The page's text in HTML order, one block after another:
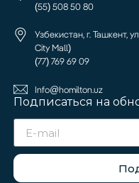
(55) 508 50 80
Узбекистан, г. Ташкент,
City Mall)
(77) 769 69 09
Info@homilton.uz
Подписаться на